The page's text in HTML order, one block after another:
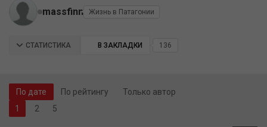
massfinn Жизнь в Патагонии
СТАТИСТИКА В ЗАКЛАДКИ 136
По дате По рейтингу
Только автор
2
5